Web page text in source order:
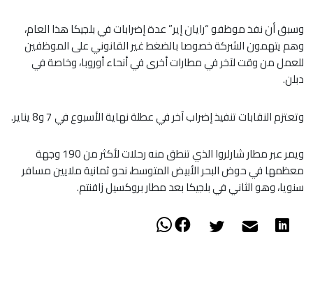
وسبق أن نفذ موظفو “رايان إير” عدة إضرابات في بلجيكا هذا العام،
وهم يتهمون الشركة خصوصا بالضغط غير القانوني على الموظفين
للعمل من وقت لآخر في مطارات أخرى في أنحاء أوروبا، وخاصة في
دبلن.
وتعتزم النقابات تنفيذ إضراب آخر في عطلة نهاية الأسبوع في 7 و8 يناير.
ويمر عبر مطار شارلروا الذي تنطق منه رحلات لأكثر من 190 وجهة
معظمها في حوض البحر الأبيض المتوسط، نحو ثمانية ملايين مسافر
سنويا، وهو الثاني في بلجيكا بعد مطار بروكسيل زافنتم.